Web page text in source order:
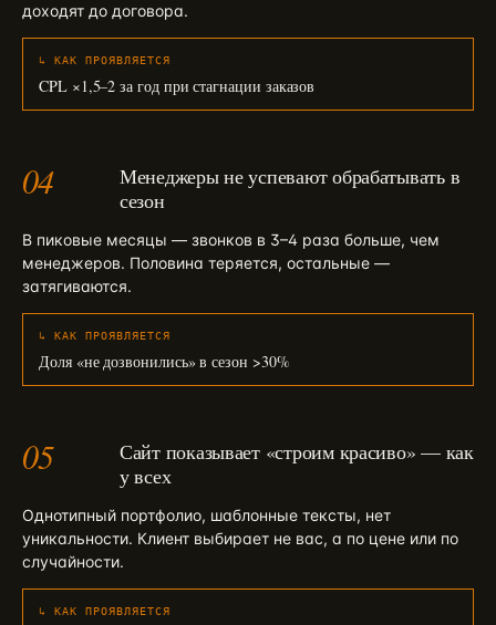
доходят до договора.
↳ КАК ПРОЯВЛЯЕТСЯ
CPL ×1,5–2 за год при стагнации заказов
04
Менеджеры не успевают обрабатывать в
сезон
В пиковые месяцы — звонков в 3–4 раза больше, чем
менеджеров. Половина теряется, остальные —
затягиваются.
↳ КАК ПРОЯВЛЯЕТСЯ
Доля «не дозвонились» в сезон >30%
05
Сайт показывает «строим красиво» — как
у всех
Однотипный портфолио, шаблонные тексты, нет
уникальности. Клиент выбирает не вас, а по цене или по
случайности.
↳ КАК ПРОЯВЛЯЕТСЯ